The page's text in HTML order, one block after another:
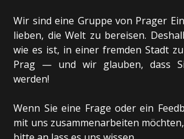
Wir sind eine Gruppe von Prager
lieben, die Welt zu bereisen.
wie es ist, in einer fremden Stadt
Prag — und wir glauben, dass
werden!
Wenn Sie eine Frage oder ein
mit uns zusammenarbeiten